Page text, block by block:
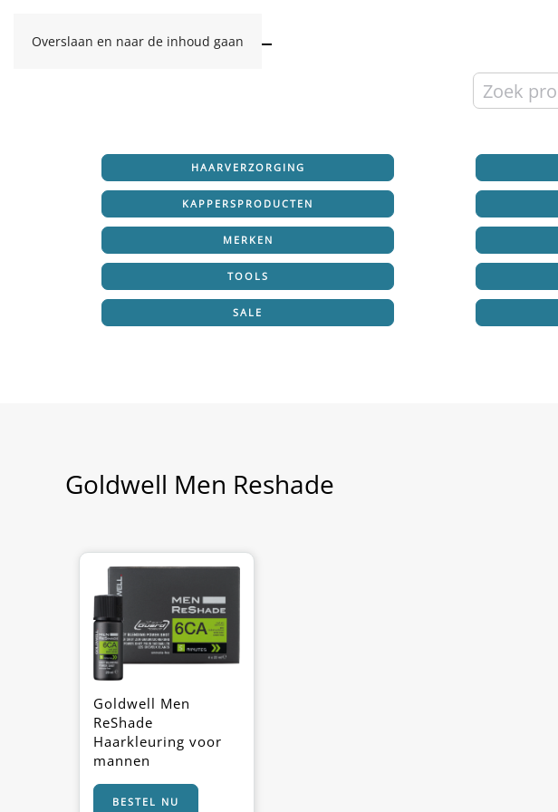
Overslaan en naar de inhoud gaan
Zoeken
naar:
HAARVERZORGING
KAPPERSPRODUCTEN
MERKEN
TOOLS
SALE
Goldwell Men Reshade
Goldwell Men
ReShade
Haarkleuring voor
mannen
BESTEL NU